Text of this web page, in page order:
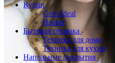
Кухни
Geos Ideal
Hacker
Бытовая техника
Техника для дома
Техника для кухни
Напольные покрытия